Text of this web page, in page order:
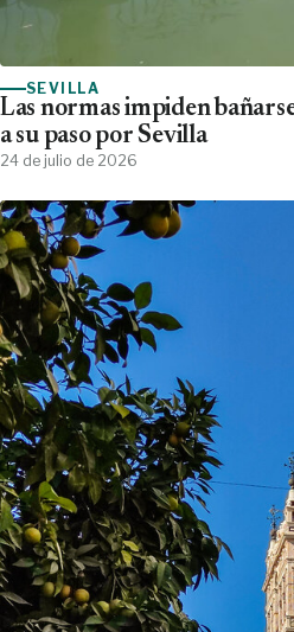
SEVILLA
Las normas impiden
a su paso por Sevilla
24 de julio de 2026